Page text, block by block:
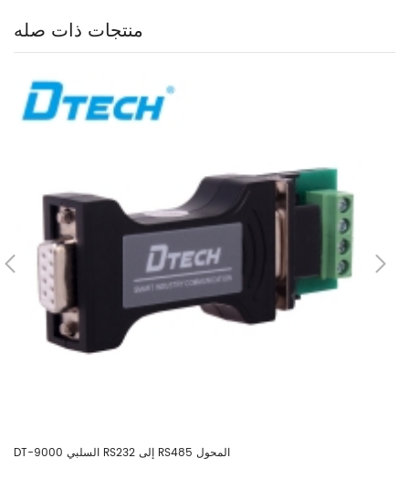
منتجات ذات صله
DT-9000 السلبي RS232 إلى RS485 المحول